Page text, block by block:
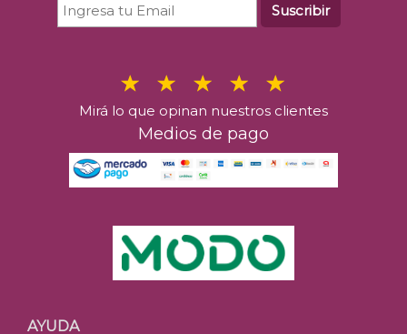
Suscribir
Mirá lo que opinan nuestros clientes
Medios de pago
AYUDA